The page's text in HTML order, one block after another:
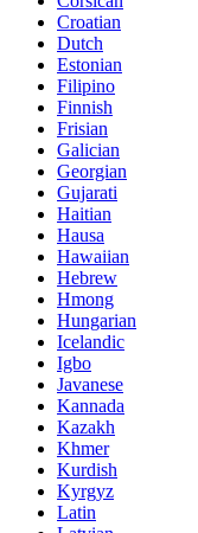
Croatian
Dutch
Estonian
Filipino
Finnish
Frisian
Galician
Georgian
Gujarati
Haitian
Hausa
Hawaiian
Hebrew
Hmong
Hungarian
Icelandic
Igbo
Javanese
Kannada
Kazakh
Khmer
Kurdish
Kyrgyz
Latin